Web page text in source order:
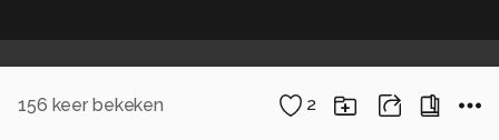
156 keer bekeken 2